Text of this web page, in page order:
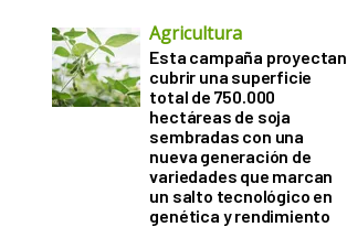
Agricultura
Esta campaña proyectan
cubrir una superficie
total de 750.000
hectáreas de soja
sembradas con una
nueva generación de
variedades que marcan
un salto tecnológico en
genética y rendimiento